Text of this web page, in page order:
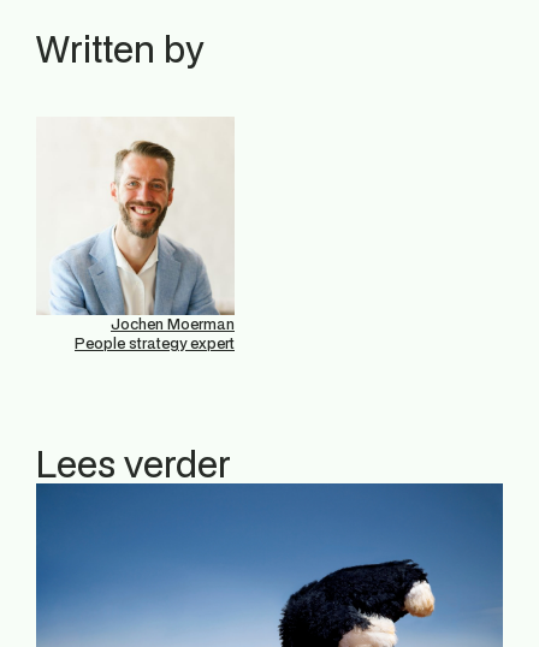
Written by
Jochen Moerman
People strategy expert
Lees verder